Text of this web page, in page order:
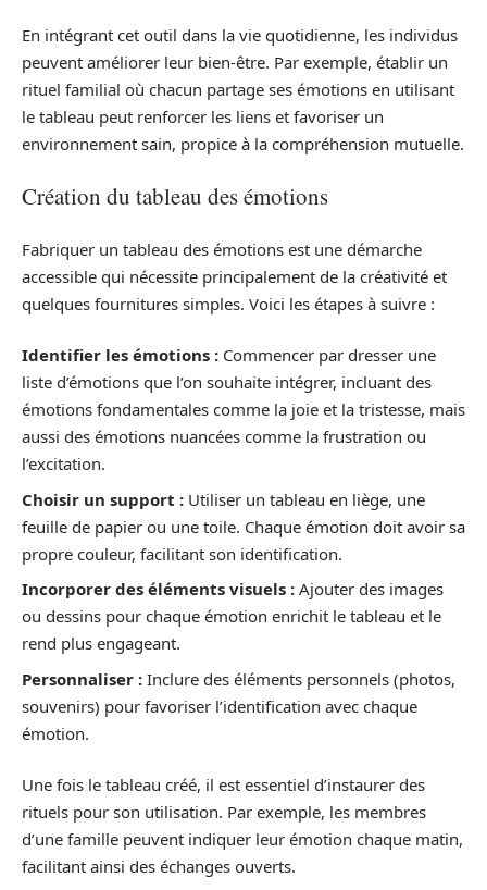
En intégrant cet outil dans la vie quotidienne, les individus
peuvent améliorer leur bien-être. Par exemple, établir un
rituel familial où chacun partage ses émotions en utilisant
le tableau peut renforcer les liens et favoriser un
environnement sain, propice à la compréhension mutuelle.
Création du tableau des émotions
Fabriquer un tableau des émotions est une démarche
accessible qui nécessite principalement de la créativité et
quelques fournitures simples. Voici les étapes à suivre :
Identifier les émotions : Commencer par dresser une
liste d’émotions que l’on souhaite intégrer, incluant des
émotions fondamentales comme la joie et la tristesse, mais
aussi des émotions nuancées comme la frustration ou
l’excitation.
Choisir un support : Utiliser un tableau en liège, une
feuille de papier ou une toile. Chaque émotion doit avoir sa
propre couleur, facilitant son identification.
Incorporer des éléments visuels : Ajouter des images
ou dessins pour chaque émotion enrichit le tableau et le
rend plus engageant.
Personnaliser : Inclure des éléments personnels (photos,
souvenirs) pour favoriser l’identification avec chaque
émotion.
Une fois le tableau créé, il est essentiel d’instaurer des
rituels pour son utilisation. Par exemple, les membres
d’une famille peuvent indiquer leur émotion chaque matin,
facilitant ainsi des échanges ouverts.